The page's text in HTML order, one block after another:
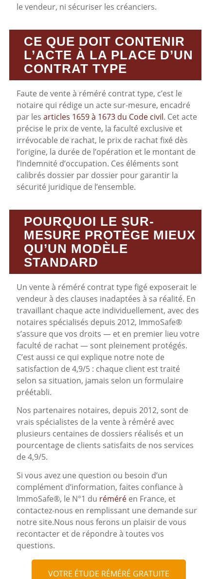
le vendeur, ni sécuriser les créanciers.
CE QUE DOIT CONTENIR
L’ACTE À LA PLACE D’UN
CONTRAT TYPE
Faute de vente à réméré contrat type, c’est le
notaire qui rédige un acte sur-mesure, encadré
par les articles 1659 à 1673 du Code civil. Cet acte
précise le prix de vente, la faculté exclusive et
irrévocable de rachat, le prix de rachat fixé dès
l’origine, la durée de l’opération et le montant de
l’indemnité d’occupation. Ces éléments sont
calibrés dossier par dossier pour garantir la
sécurité juridique de l’ensemble.
POURQUOI LE SUR-
MESURE PROTÈGE MIEUX
QU’UN MODÈLE
STANDARD
Un vente à réméré contrat type figé exposerait le
vendeur à des clauses inadaptées à sa réalité. En
travaillant chaque acte individuellement, avec des
notaires spécialisés depuis 2012, ImmoSafe®
s’assure que vos droits — et en premier lieu votre
faculté de rachat — sont pleinement protégés.
C’est aussi ce qui explique notre note de
satisfaction de 4,9/5 : chaque client est traité
selon sa situation, jamais selon un formulaire
préétabli.
Nos partenaires notaires, depuis 2012, sont de
vrais spécialistes de la vente à réméré avec
plusieurs centaines de dossiers réalisés et un
pourcentage de clients satisfaits de nos services
de 4,9/5.
Si vous avez une question ou besoin d’un
complément d’information, faites confiance à
ImmoSafe®, le N°1 du réméréen France, et
contactez-nous en remplissant une demande sur
notre site.Nous nous ferons un plaisir de vous
recontacter et de répondre à toutes vos
questions.
VOTRE ÉTUDE RÉMÉRÉ GRATUITE